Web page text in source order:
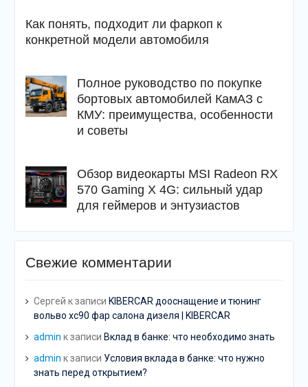
Как понять, подходит ли фаркоп к
конкретной модели автомобиля
Полное руководство по покупке
бортовых автомобилей КамАЗ с
КМУ: преимущества, особенности
и советы
Обзор видеокарты MSI Radeon RX
570 Gaming X 4G: сильный удар
для геймеров и энтузиастов
Свежие комментарии
Сергей к записи KIBERCAR дооснащение и тюнинг
вольво хс90 фар салона дизеля | KIBERCAR
admin к записи Вклад в банке: что необходимо знать
admin к записи Условия вклада в банке: что нужно
знать перед открытием?